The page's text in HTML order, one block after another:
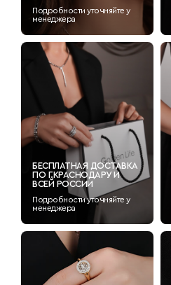
Подробности уточняйте у
менеджера
БЕСПЛАТНАЯ ДОСТАВКА
ПО Г.КРАСНОДАРУ И
ВСЕЙ РОССИИ
Подробности уточняйте у
менеджера